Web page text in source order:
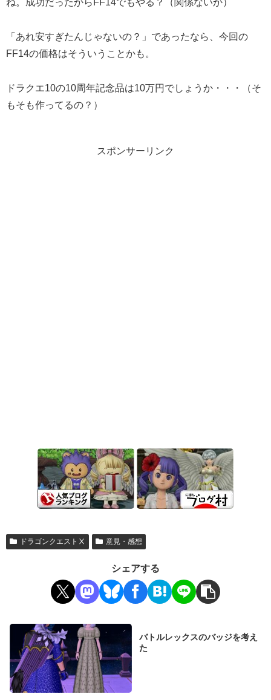
ね。成功だったからFF14でもやる？（関係ないか）
「あれ安すぎたんじゃないの？」であったなら、今回の
FF14の価格はそういうことかも。
ドラクエ10の10周年記念品は10万円でしょうか・・・（そ
もそも作ってるの？）
スポンサーリンク
ドラゴンクエストⅩ 意見・感想
シェアする
バトルレックスのバッジを考え
た